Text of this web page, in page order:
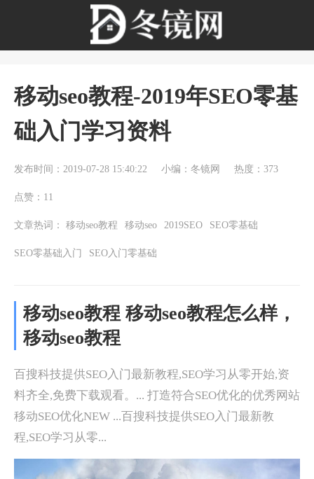
移动seo教程-2019年SEO零基
础入门学习资料
发布时间：2019-07-28 15:40:22 小编：冬镜网 热度：373
点赞：11
文章热词： 移动seo教程 移动seo 2019SEO SEO零基础
SEO零基础入门 SEO入门零基础
移动seo教程 移动seo教程怎么样，
移动seo教程
百搜科技提供SEO入门最新教程,SEO学习从零开始,资
料齐全,免费下载观看。... 打造符合SEO优化的优秀网站
移动SEO优化NEW ...百搜科技提供SEO入门最新教
程,SEO学习从零...